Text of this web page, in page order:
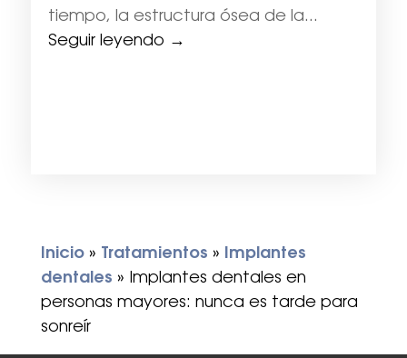
tiempo, la estructura ósea de la...
Seguir leyendo →
Inicio» Tratamientos » Implantes
dentales » Implantes dentales en
personas mayores: nunca es tarde para
sonreír